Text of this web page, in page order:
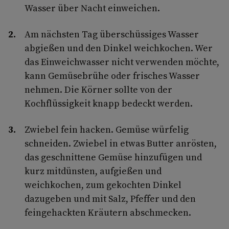
Wasser über Nacht einweichen.
Am nächsten Tag überschüssiges Wasser
abgießen und den Dinkel weichkochen. Wer
das Einweichwasser nicht verwenden möchte,
kann Gemüsebrühe oder frisches Wasser
nehmen. Die Körner sollte von der
Kochflüssigkeit knapp bedeckt werden.
Zwiebel fein hacken. Gemüse würfelig
schneiden. Zwiebel in etwas Butter anrösten,
das geschnittene Gemüse hinzufügen und
kurz mitdünsten, aufgießen und
weichkochen, zum gekochten Dinkel
dazugeben und mit Salz, Pfeffer und den
feingehackten Kräutern abschmecken.